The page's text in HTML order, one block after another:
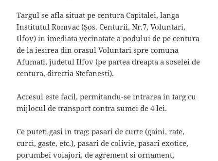
Targul se afla situat pe centura Capitalei, langa
Institutul Romvac (Șos. Centurii, Nr.7, Voluntari,
Ilfov) in imediata vecinatate a podului de pe centura
de la iesirea din orasul Voluntari spre comuna
Afumati, judetul Ilfov (pe partea dreapta a soselei de
centura, directia Stefanesti).
Accesul este facil, permitandu-se intrarea in targ cu
mijlocul de transport contra sumei de 4 lei.
Ce puteti gasi in trag: pasari de curte (gaini, rate,
curci, gaste, etc.), pasari de colivie, pasari exotice,
porumbei voiajori, de agrement si ornament,